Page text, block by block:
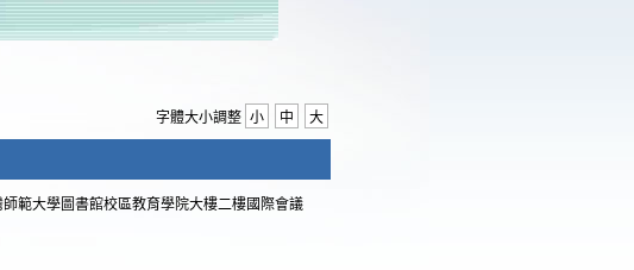
字體大小調整 小 中 大
範大學圖書館校區教育學院大樓二樓國際會議